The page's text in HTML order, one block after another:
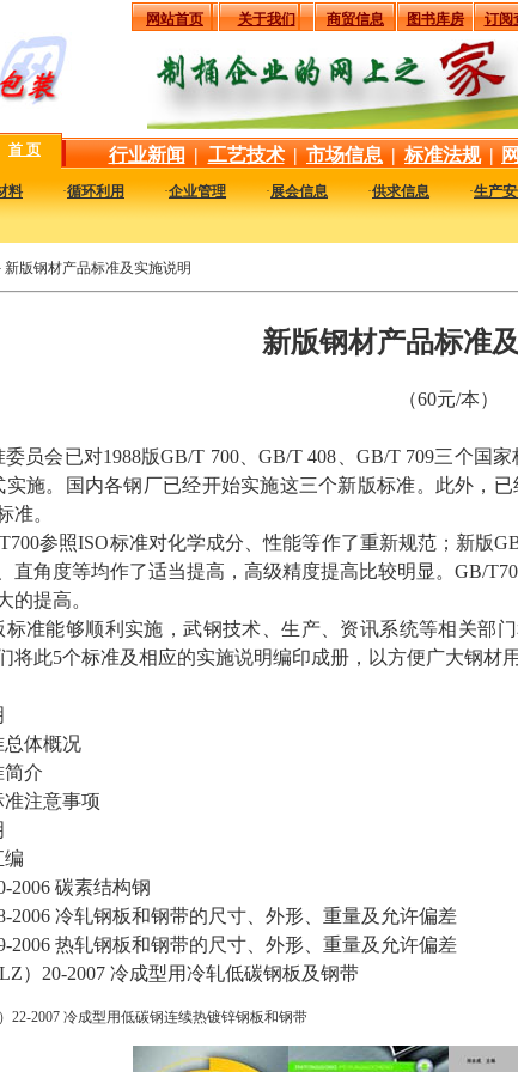
网站首页 关于我们 商贸信息 图书库房 订阅
首 页
行业新闻 | 工艺技术 | 市场信息 | 标准法规 |
料 ·循环利用 ·企业管理 ·展会信息 ·供求信息 ·生产
新版钢材产品标准及实施说明
新版钢材产品标准
（60元/本）
委员会已对1988版GB/T 700、GB/T 408、GB/T 709三个国
实施。国内各钢厂已经开始实施这三个新版标准。此外，
准。
参照ISO标准对化学成分、性能等作了重新规范；新版
直角度等均作了适当提高，高级精度提高比较明显。GB/
的提高。
标准能够顺利实施，武钢技术、生产、资讯系统等相关部
将此5个标准及相应的实施说明编印成册，以方便广大钢材
总体概况
简介
注意事项
编
2006 碳素结构钢
2006 冷轧钢板和钢带的尺寸、外形、重量及允许偏差
2006 热轧钢板和钢带的尺寸、外形、重量及允许偏差
）20-2007 冷成型用冷轧低碳钢板及钢带
22-2007 冷成型用低碳钢连续热镀锌钢板和钢带